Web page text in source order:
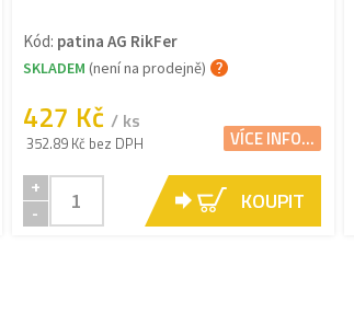
Kód: patina AG RikFer
SKLADEM (není na prodejně)
427 Kč / ks
352.89 Kč bez DPH VÍCE INFO...
+
-
KOUPIT